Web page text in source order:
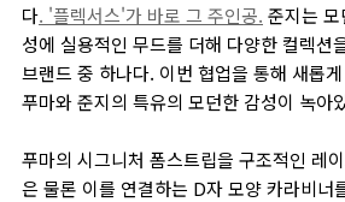
다. '플렉서스'가 바로 그 주인공. 준지는
성에 실용적인 무드를 더해 다양한 컬렉션
브랜드 중 하나다. 이번 협업을 통해 새롭
푸마와 준지의 특유의 모던한 감성이 녹아
푸마의 시그니처 폼스트립을 구조적인 레
은 물론 이를 연결하는 D자 모양 카라비너